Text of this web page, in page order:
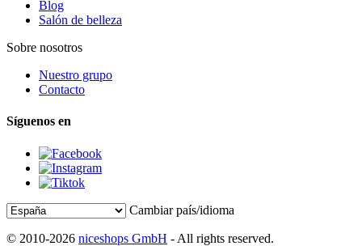
Blog
Salón de belleza
Sobre nosotros
Nuestro grupo
Contacto
Síguenos en
Cambiar país/idioma
© 2010-2026 niceshops GmbH - All rights reserved.